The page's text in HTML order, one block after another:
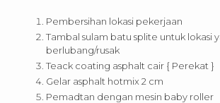
Pembersihan lokasi pekerjaan
Tambal sulam batu splite untuk lokasi
berlubang/rusak
Teack coating asphalt cair { Perekat }
Gelar asphalt hotmix 2 cm
Pemadtan dengan mesin baby roller